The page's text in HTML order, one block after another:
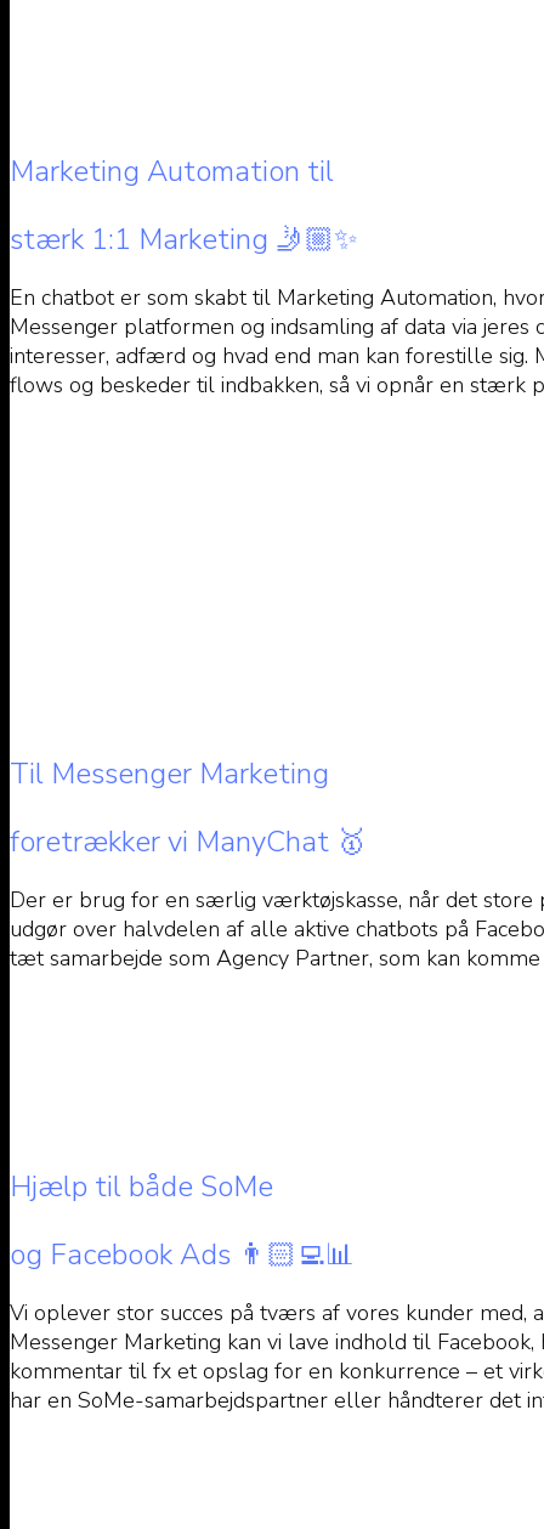
Marketing Automation til
stærk 1:1 Marketing 🤳🏼✨
En chatbot er som skabt til Marketing Automation,
Messenger platformen og indsamling af data via
interesser, adfærd og hvad end man kan forestille
flows og beskeder til indbakken, så vi opnår en stærk
Til Messenger Marketing
foretrækker vi ManyChat 🥇
Der er brug for en særlig værktøjskasse, når det store
udgør over halvdelen af alle aktive chatbots på
tæt samarbejde som Agency Partner, som kan
Hjælp til både SoMe
og Facebook Ads 👨🏻‍💻📊
Vi oplever stor succes på tværs af vores kunder med,
Messenger Marketing kan vi lave indhold til
kommentar til fx et opslag for en konkurrence – et
har en SoMe-samarbejdspartner eller håndterer det